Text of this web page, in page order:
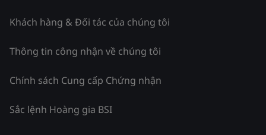
Khách hàng & Đối tác của chúng tôi
Thông tin công nhận về chúng tôi
Chính sách Cung cấp Chứng nhận
Sắc lệnh Hoàng gia BSI